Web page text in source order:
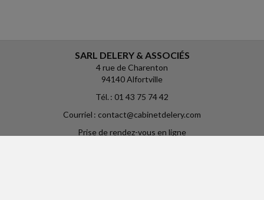
SARL DELERY & ASSOCIÉS
4 rue de Charenton
94140 Alfortville
Tél. : 01 43 75 74 42
Courriel : contact@cabinetdelery.com
Prise de rendez-vous en ligne